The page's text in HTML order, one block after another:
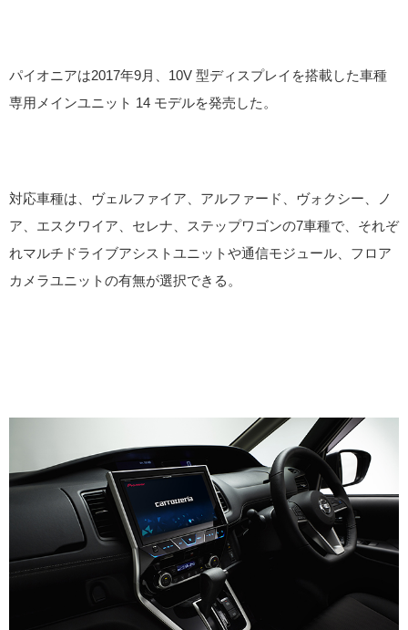
パイオニアは2017年9月、10V 型ディスプレイを搭載した車種
専用メインユニット 14 モデルを発売した。
対応車種は、ヴェルファイア、アルファード、ヴォクシー、ノ
ア、エスクワイア、セレナ、ステップワゴンの7車種で、それぞ
れマルチドライブアシストユニットや通信モジュール、フロア
カメラユニットの有無が選択できる。